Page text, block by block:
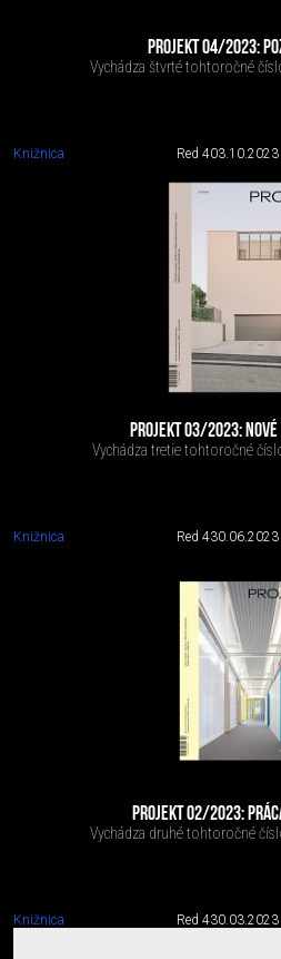
PROJEKT 04/2023:
Vychádza štvrté tohtoročné
Knižnica Red 403.10.2023
PROJEKT 03/2023: NOVÉ
Vychádza tretie tohtoročné
Knižnica Red 430.06.2023
PROJEKT 02/2023:
Vychádza druhé tohtoročné
Knižnica Red 430.03.2023